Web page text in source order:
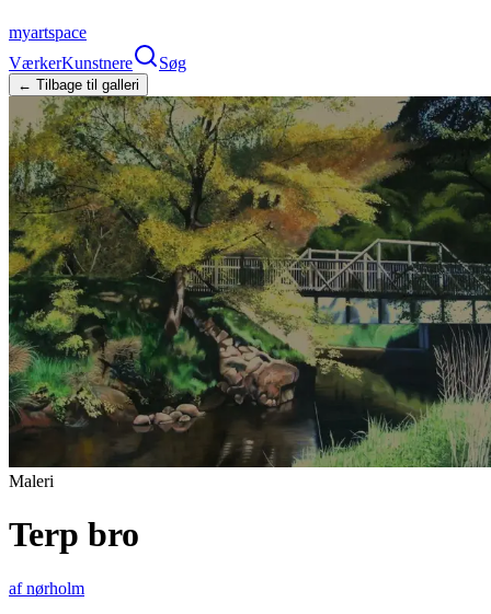
myartspace
VærkerKunstnere Søg
← Tilbage til galleri
Maleri
Terp bro
afnørholm